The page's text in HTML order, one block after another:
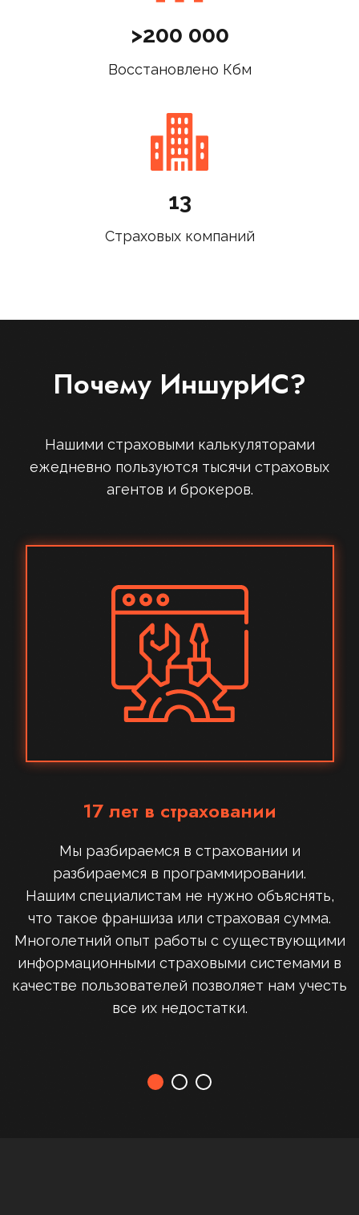
>200 000
Восстановлено Кбм
13
Страховых компаний
Почему ИншурИС?
Нашими страховыми калькуляторами
ежедневно пользуются тысячи страховых
агентов и брокеров.
17 лет в страховании
Мы разбираемся в страховании и
разбираемся в программировании.
Нашим специалистам не нужно объяснять,
что такое франшиза или страховая сумма.
Многолетний опыт работы с существующими
информационными страховыми системами в
качестве пользователей позволяет нам учесть
все их недостатки.